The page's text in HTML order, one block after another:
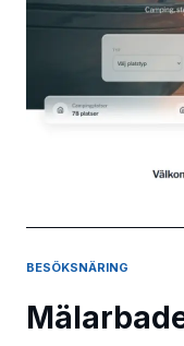
BESÖKSNÄRING